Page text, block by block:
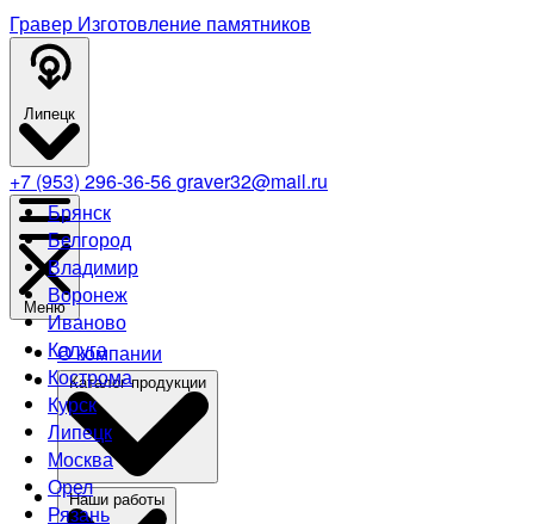
Гравер Изготовление памятников
Липецк
Брянск
Белгород
Владимир
Воронеж
Иваново
Калуга
Кострома
Курск
Липецк
Москва
Орел
Рязань
+7 (953) 296-36-56graver32@mail.ru
Меню
О компании